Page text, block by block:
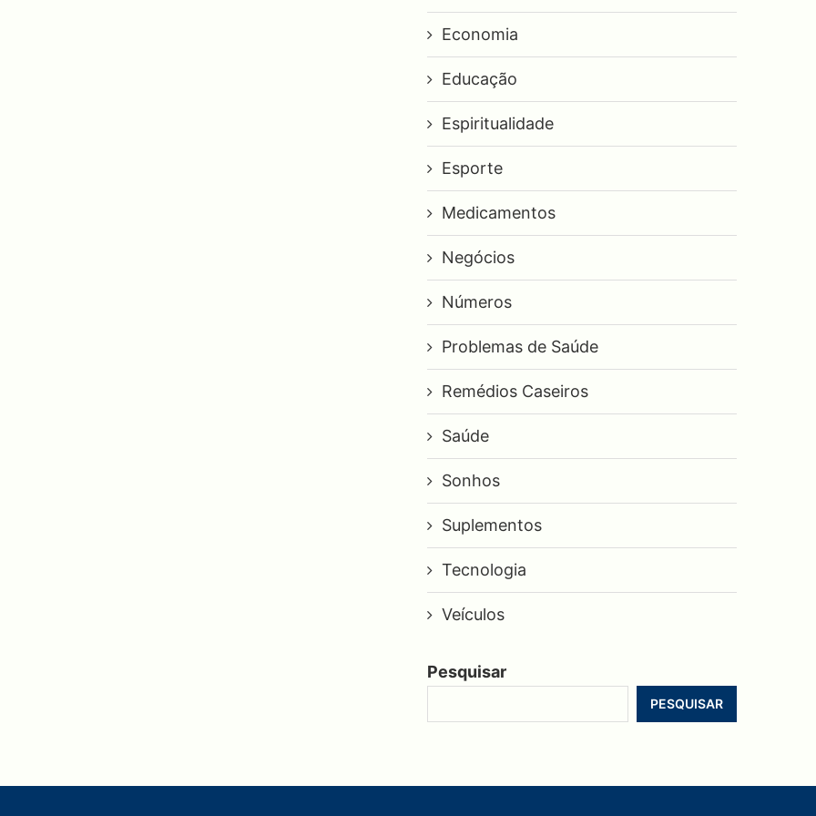
Economia
Educação
Espiritualidade
Esporte
Medicamentos
Negócios
Números
Problemas de Saúde
Remédios Caseiros
Saúde
Sonhos
Suplementos
Tecnologia
Veículos
Pesquisar
PESQUISAR